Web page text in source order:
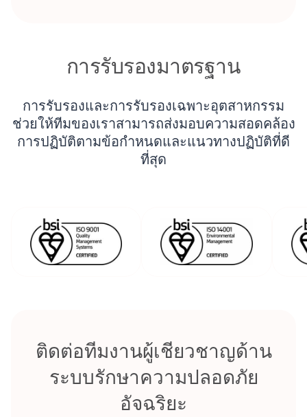
การรับรองมาตรฐาน
การรับรองและการรับรองเฉพาะอุตสาหกรรม
ช่วยให้ทีมของเราสามารถส่งมอบความสอดคล้อง
การปฏิบัติตามข้อกําหนดและแนวทางปฏิบัติที่ดี
ที่สุด
ติดต่อทีมงานผู้เชียวชาญด้าน
ระบบรักษาความปลอดภัย
อัจฉริยะ